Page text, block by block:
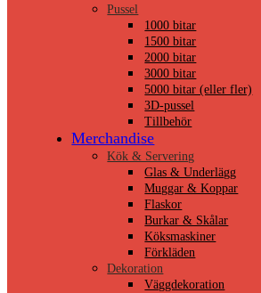
Pussel
1000 bitar
1500 bitar
2000 bitar
3000 bitar
5000 bitar (eller fler)
3D-pussel
Tillbehör
Merchandise
Kök & Servering
Glas & Underlägg
Muggar & Koppar
Flaskor
Burkar & Skålar
Köksmaskiner
Förkläden
Dekoration
Väggdekoration